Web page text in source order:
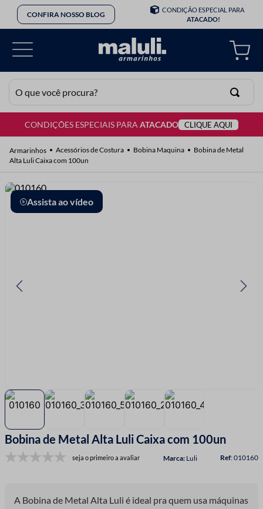
CONFIRA NOSSO BLOG
CONDIÇÃO ESPECIAL PARA
ATACADO!
O que você procura?
CONDIÇÕES ESPECIAIS PARAATACADO CLIQUE AQUI
Acessórios de Costura Bobina Maquina
Bobina de Metal
Alta Luli Caixa com 100un
Assista ao vídeo
Bobina de Metal Alta Luli Caixa com 100un
seja o primeiro a avaliar Luli :010160
A Bobina de Metal Alta Luli é ideal pra quem usa máquinas
TERMOS MAIS BUSCADOS
2º
barbante
3º
botão
4º
elastico
8º